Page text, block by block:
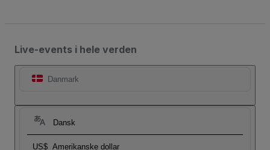
Live-events i hele verden
Danmark
Dansk
US$ Amerikanske dollar